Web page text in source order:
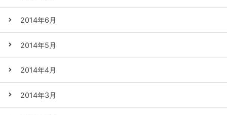
2014年6月
2014年5月
2014年4月
2014年3月